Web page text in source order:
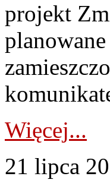
projekt
Więcej...
21 lipca